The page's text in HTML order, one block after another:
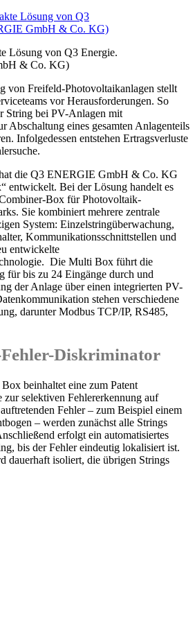
Lösung von Q3 Energie.
& Co. KG)
von Freifeld-Photovoltaikanlagen stellt
vor Herausforderungen. So
String bei PV-Anlagen mit
Abschaltung eines gesamten Anlagenteils
Infolgedessen entstehen Ertragsverluste
die Q3 ENERGIE GmbH & Co. KG
entwickelt. Bei der Lösung handelt es
Box für Photovoltaik-
Sie kombiniert mehrere zentrale
System: Einzelstringüberwachung,
Kommunikationsschnittstellen und
entwickelte
Die Multi Box führt die
für bis zu 24 Eingänge durch und
der Anlage über einen integrierten PV-
stehen verschiedene
darunter Modbus TCP/IP, RS485,
Diskriminator
beinhaltet eine zum Patent
zur selektiven Fehlererkennung auf
Fehler – zum Beispiel einem
– werden zunächst alle Strings
erfolgt ein automatisiertes
bis der Fehler eindeutig lokalisiert ist.
dauerhaft isoliert, die übrigen Strings